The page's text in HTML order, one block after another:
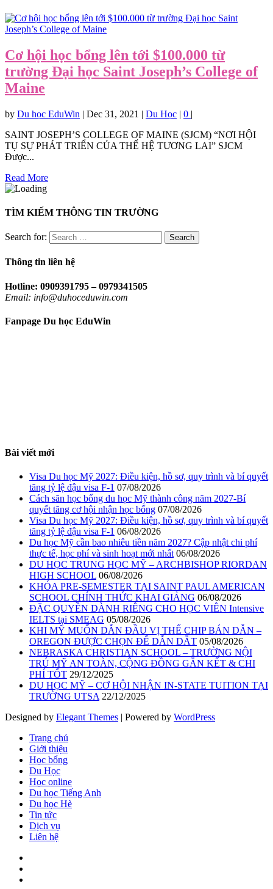
Cơ hội học bổng lên tới $100.000 từ
trường Đại học Saint Joseph’s College of
Maine
by Du học EduWin | Dec 31, 2021 | Du Học | 0 |
SAINT JOSEPH’S COLLEGE OF MAINE (SJCM) “NƠI HỘI
TỤ SỰ PHÁT TRIỂN CỦA THẾ HỆ TƯƠNG LAI” SJCM
Được...
Read More
TÌM KIẾM THÔNG TIN TRƯỜNG
Search for:
Thông tin liên hệ
Hotline: 0909391795 – 0979341505
Email: info@duhoceduwin.com
Fanpage Du học EduWin
Bài viết mới
Visa Du học Mỹ 2027: Điều kiện, hồ sơ, quy trình và bí quyết
tăng tỷ lệ đậu visa F-1 07/08/2026
Cách săn học bổng du học Mỹ thành công năm 2027-Bí
quyết tăng cơ hội nhận học bổng 07/08/2026
Visa Du học Mỹ 2027: Điều kiện, hồ sơ, quy trình và bí quyết
tăng tỷ lệ đậu visa F-1 06/08/2026
Du học Mỹ cần bao nhiêu tiền năm 2027? Cập nhật chi phí
thực tế, học phí và sinh hoạt mới nhất 06/08/2026
DU HỌC TRUNG HỌC MỸ – ARCHBISHOP RIORDAN
HIGH SCHOOL 06/08/2026
KHÓA PRE-SEMESTER TẠI SAINT PAUL AMERICAN
SCHOOL CHÍNH THỨC KHAI GIẢNG 06/08/2026
ĐẶC QUYỀN DÀNH RIÊNG CHO HỌC VIÊN Intensive
IELTS tại SMEAG 05/08/2026
KHI MỸ MUỐN DẪN ĐẦU VỊ THẾ CHIP BÁN DẪN –
OREGON ĐƯỢC CHỌN ĐỂ DẪN DẮT 05/08/2026
NEBRASKA CHRISTIAN SCHOOL – TRƯỜNG NỘI
TRÚ MỸ AN TOÀN, CỘNG ĐỒNG GẮN KẾT & CHI
PHÍ TỐT 29/12/2025
DU HỌC MỸ – CƠ HỘI NHẬN IN-STATE TUITION TẠI
TRƯỜNG UTSA 22/12/2025
Designed by Elegant Themes | Powered by WordPress
Trang chủ
Giới thiệu
Học bổng
Du Học
Học online
Du học Tiếng Anh
Du học Hè
Tin tức
Dịch vụ
Liên hệ